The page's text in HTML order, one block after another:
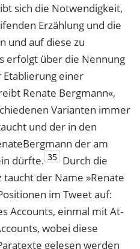
sich die Notwendigkeit,
Erzählung und die
und auf diese zu
erfolgt über die Nennung
Etablierung einer
Renate Bergmann«,
Varianten immer
und der in den
der am
dürfte. 35 Durch die
taucht der Name »Renate
im Tweet auf:
Accounts, einmal mit At-
wobei diese
gelesen werden